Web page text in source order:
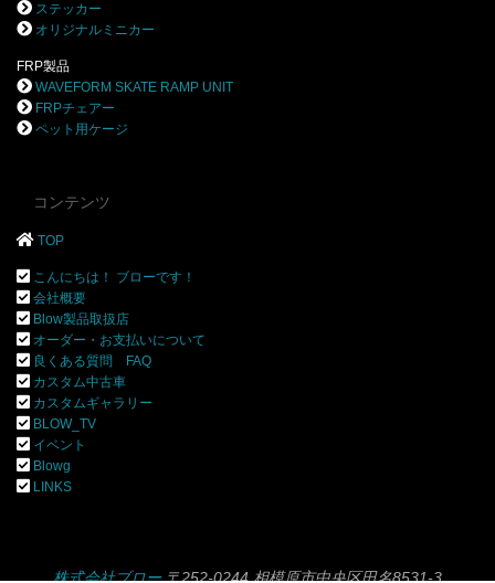
ステッカー
オリジナルミニカー
FRP製品
WAVEFORM SKATE RAMP UNIT
FRPチェアー
ペット用ケージ
コンテンツ
TOP
こんにちは！ ブローです！
会社概要
Blow製品取扱店
オーダー・お支払いについて
良くある質問 FAQ
カスタム中古車
カスタムギャラリー
BLOW_TV
イベント
Blowg
LINKS
株式会社ブロー〒252-0244 相模原市中央区田名8531-3